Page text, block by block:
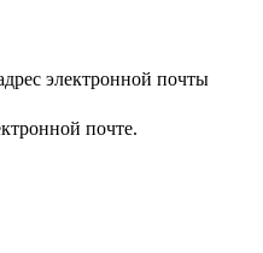
электронной почты
почте.